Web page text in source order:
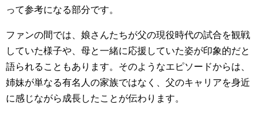
って参考になる部分です。
ファンの間では、娘さんたちが父の現役時代の試合を観戦
していた様子や、母と一緒に応援していた姿が印象的だと
語られることもあります。そのようなエピソードからは、
姉妹が単なる有名人の家族ではなく、父のキャリアを身近
に感じながら成長したことが伝わります。